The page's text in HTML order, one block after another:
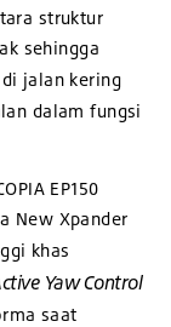
struktur
sehingga
jalan kering
dalam fungsi
EP150
New Xpander
khas
Yaw Control
saat